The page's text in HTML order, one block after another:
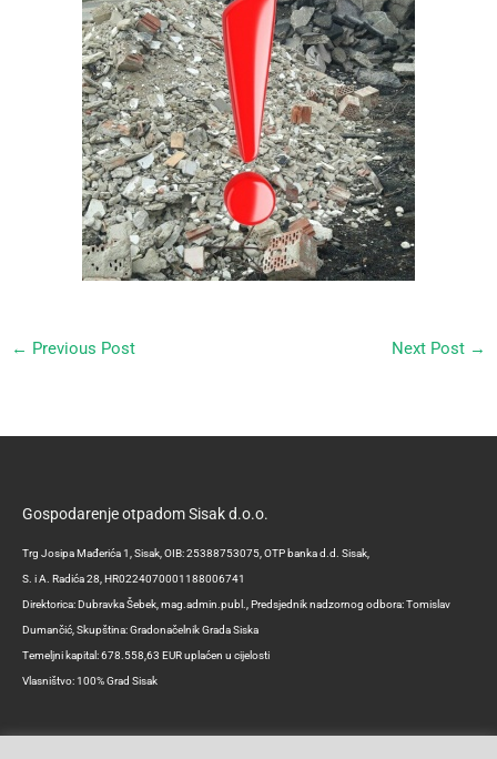
← Previous Post Next Post →
Gospodarenje otpadom Sisak d.o.o.
Trg Josipa Mađerića 1, Sisak, OIB: 25388753075, OTP banka d.d. Sisak,
S. i A. Radića 28, HR0224070001188006741
Direktorica: Dubravka Šebek, mag.admin.publ., Predsjednik nadzornog odbora: Tomislav
Dumančić, Skupština: Gradonačelnik Grada Siska
Temeljni kapital: 678.558,63 EUR uplaćen u cijelosti
Vlasništvo: 100% Grad Sisak